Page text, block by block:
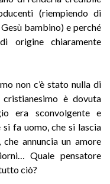
(riempiendo di
bambino) e perché
origine chiaramente
non c’è stato nulla di
è dovuta
era sconvolgente e
fa uomo, che si lascia
annuncia un amore
Quale pensatore
ciò?